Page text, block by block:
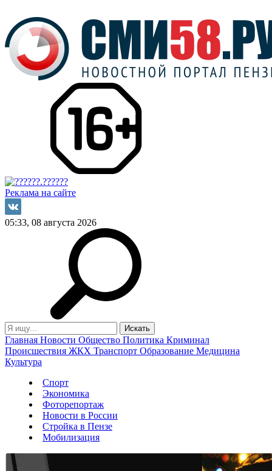
Реклама на сайте
05:33, 08 августа 2026
Главная Новости Общество Политика Криминал
Происшествия ЖКХ Транспорт Образование Медицина
Культура
Спорт
Экономика
Фоторепортаж
Новости в России
Стройка в Пензе
Мобилизация